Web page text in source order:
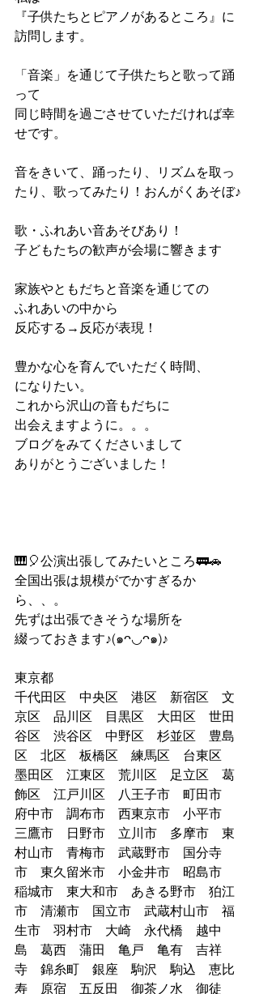
『子供たちとピアノがあるところ』に
訪問します。
「音楽」を通じて子供たちと歌って踊
って
同じ時間を過ごさせていただければ幸
せです。
音をきいて、踊ったり、リズムを取っ
たり、歌ってみたり！おんがくあそぼ♪
歌・ふれあい音あそびあり！
子どもたちの歓声が会場に響きます
家族やともだちと音楽を通じての
ふれあいの中から
反応する→反応が表現！
豊かな心を育んでいただく時間、
になりたい。
これから沢山の音もだちに
出会えますように。。。
ブログをみてくださいまして
ありがとうございました！
🎹🎈公演出張してみたいところ🚃🚗
全国出張は規模がでかすぎるか
ら、、。
先ずは出張できそうな場所を
綴っておきます♪(๑ᴖ◡ᴖ๑)♪
東京都
千代田区　中央区　港区　新宿区　文
京区　品川区　目黒区　大田区　世田
谷区　渋谷区　中野区　杉並区　豊島
区　北区　板橋区　練馬区　台東区
墨田区　江東区　荒川区　足立区　葛
飾区　江戸川区　八王子市　町田市
府中市　調布市　西東京市　小平市
三鷹市　日野市　立川市　多摩市　東
村山市　青梅市　武蔵野市　国分寺
市　東久留米市　小金井市　昭島市
稲城市　東大和市　あきる野市　狛江
市　清瀬市　国立市　武蔵村山市　福
生市　羽村市　大崎　永代橋　越中
島　葛西　蒲田　亀戸　亀有　吉祥
寺　錦糸町　銀座　駒沢　駒込　恵比
寿　原宿　五反田　御茶ノ水　御徒